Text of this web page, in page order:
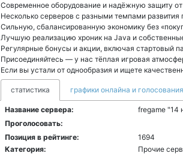
Современное оборудование и надёжную защиту от
Несколько серверов с разными темпами развития
Сильную, сбалансированную экономику без
Лучшую реализацию хроник на Java и
Регулярные бонусы и акции, включая стартовый
Присоединяйтесь — у нас тёплая игровая
Если вы устали от однообразия и ищете
статистика графики онлайна и голосования
Название сервера:
fregame "14
Проголосовать:
Позиция в рейтинге:
1694
Категория:
Прочие